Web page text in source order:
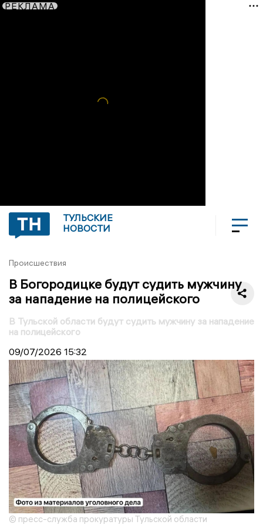
РЕКЛАМА
ТУЛЬСКИЕ
НОВОСТИ
Происшествия
В Богородицке будут судить мужчину
за нападение на полицейского
В Тульской области будут судить мужчину за нападение
на полицейского
09/07/2026 15:32
© пресс-служба прокуратуры Тульской области